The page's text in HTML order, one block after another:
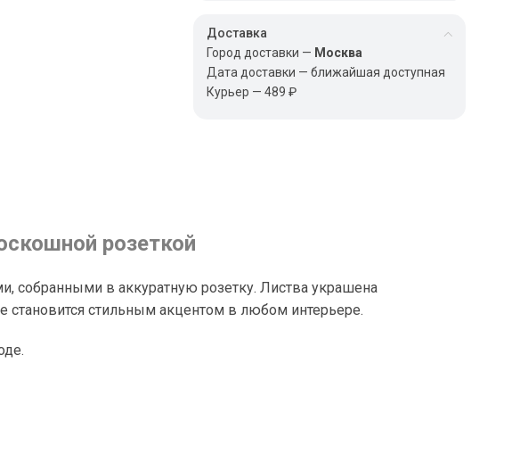
Доставка
Город доставки — Москва
Дата доставки — ближайшая доступная
Курьер — 489 ₽
розеткой
собранными в аккуратную розетку. Листва украшена
становится стильным акцентом в любом интерьере.